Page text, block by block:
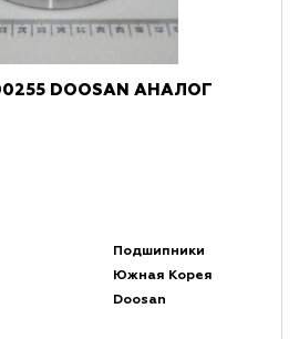
DOOSAN АНАЛОГ
Подшипники
Южная Корея
Doosan